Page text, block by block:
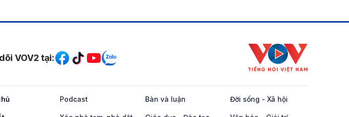
xã hội
VOV2 tại:
Podcast Bàn và luận Đời sống - Xã hội